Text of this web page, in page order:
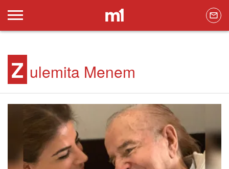
Z ulemita Menem